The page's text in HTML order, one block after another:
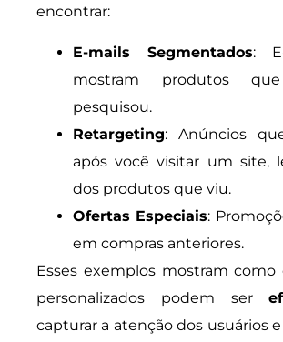
encontrar:
E-mails Segmentados:
mostram produtos
pesquisou.
Retargeting: Anúncios
após você visitar um site,
dos produtos que viu.
Ofertas Especiais:
em compras anteriores.
Esses exemplos mostram como
personalizados podem ser
capturar a atenção dos usuários